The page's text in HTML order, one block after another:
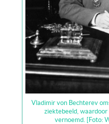
Vladimir von Bechterev
ziektebeeld,
vernoemd. [Foto: